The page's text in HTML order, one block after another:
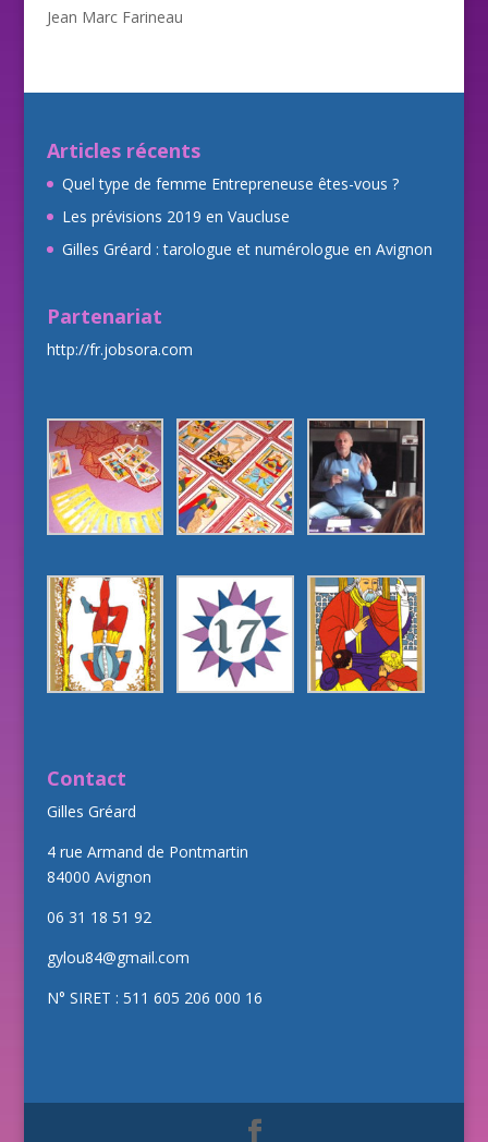
Jean Marc Farineau
Articles récents
Quel type de femme Entrepreneuse êtes-vous ?
Les prévisions 2019 en Vaucluse
Gilles Gréard : tarologue et numérologue en Avignon
Partenariat
http://fr.jobsora.com
Contact
Gilles Gréard
4 rue Armand de Pontmartin
84000 Avignon
06 31 18 51 92
gylou84@gmail.com
N° SIRET : 511 605 206 000 16